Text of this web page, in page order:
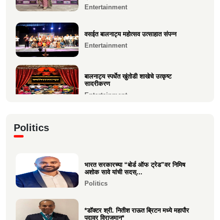
जगप्रसिद्ध कॉम्रेड्स अल्ट्रा मॅरेथॉनमध्ये आदिती सावे
मुंबई फ्युजन फेस्ट 2026 मध्ये दहिसरच्या कृपाली भूषण
अंबारे) हिचे...
Entertainment
वसईत बालनाट्य महोत्सव उत्साहात संपन्न
Entertainment
बालनाट्य स्पर्धेत खुंतोडी शाखेचे उत्कृष्ट
सादरीकरण
Entertainment
नीरज चुरी निर्मित“साबर बोंडं” – अनेक
आंतरराष्ट्रीय पुरस्कारा...
Entertainment
Politics
भारत सरकारच्या “बोर्ड ऑफ ट्रेड”वर निमिष
अशोक सावे यांची सदस्...
Politics
*डॉक्टर श्री. नितीश राऊत ब्रिटन मध्ये महापौर
पदावर विराजमान*